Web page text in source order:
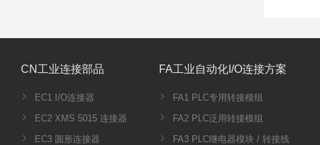
CN工业连接部品
EC1 I/O连接器
EC2 XMS 5015 连接器
EC3 圆形连接器
FA工业自动化I/O连接方案
FA1 PLC专用转接模组
FA2 PLC泛用转接模组
FA3 PLC继电器模块 / 转接线